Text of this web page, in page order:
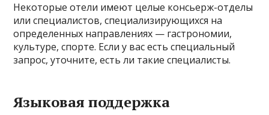
Некоторые отели имеют целые консьерж-отделы
или специалистов, специализирующихся на
определенных направлениях — гастрономии,
культуре, спорте. Если у вас есть специальный
запрос, уточните, есть ли такие специалисты.
Языковая поддержка